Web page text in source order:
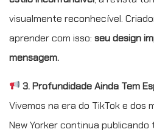
visualmente reconhecível.
aprender com isso: seu design
mensagem.
3. Profundidade Ainda Tem
Vivemos na era do TikTok e dos
New Yorker continua